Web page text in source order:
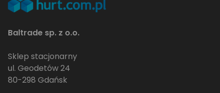
Baltrade sp. z o.o.
Sklep stacjonarny
ul. Geodetów 24
80-298 Gdańsk